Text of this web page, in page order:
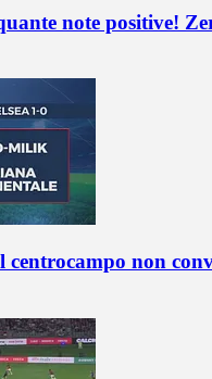
note positive!
non